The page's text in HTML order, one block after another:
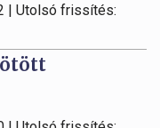
| Utolsó frissítés: